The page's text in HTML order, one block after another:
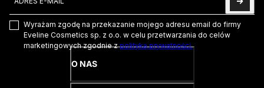
Wyrażam zgodę na przekazanie mojego adresu email do firmy
Eveline Cosmetics sp. z o.o. w celu przetwarzania do celów
marketingowych zgodnie zpolityką prywatności.
O NAS